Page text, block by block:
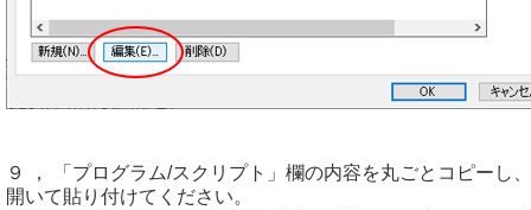
９ ， 「プログラム/スクリプト」欄の内容を丸ごとコピーし
開いて貼り付けてください。